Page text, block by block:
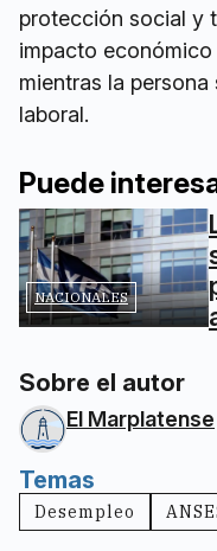
protección social y
impacto
mientras la
laboral.
Puede
NACIONALES
Sobre el autor
El Marplatense
Temas
Desempleo